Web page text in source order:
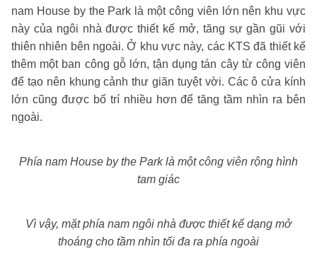
nam House by the Park là một công viên lớn nên khu vực
này của ngôi nhà được thiết kế mở, tăng sự gần gũi với
thiên nhiên bên ngoài. Ở khu vực này, các KTS đã thiết kế
thêm một ban công gỗ lớn, tận dụng tán cây từ công viên
để tạo nên khung cảnh thư giãn tuyệt vời. Các ô cửa kính
lớn cũng được bố trí nhiều hơn để tăng tầm nhìn ra bên
ngoài.
Phía nam House by the Park là một công viên rộng hình
tam giác
Vì vậy, mặt phía nam ngôi nhà được thiết kế dạng mở
thoáng cho tầm nhìn tối đa ra phía ngoài